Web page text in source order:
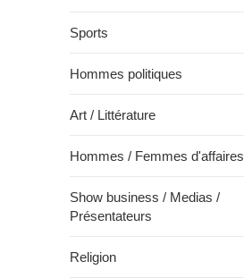
Sports
Hommes politiques
Art / Littérature
Hommes / Femmes d'affaires
Show business / Medias /
Présentateurs
Religion